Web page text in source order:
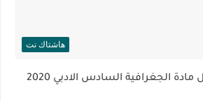
هاشتاك نت
الجغرافية السادس الادبي 2020